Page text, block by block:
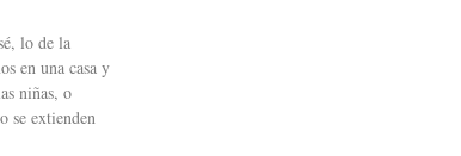
lo de la
en una casa y
niñas, o
se extienden